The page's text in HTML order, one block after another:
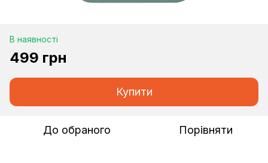
В наявності
499 грн
Купити
До обраного Порівняти